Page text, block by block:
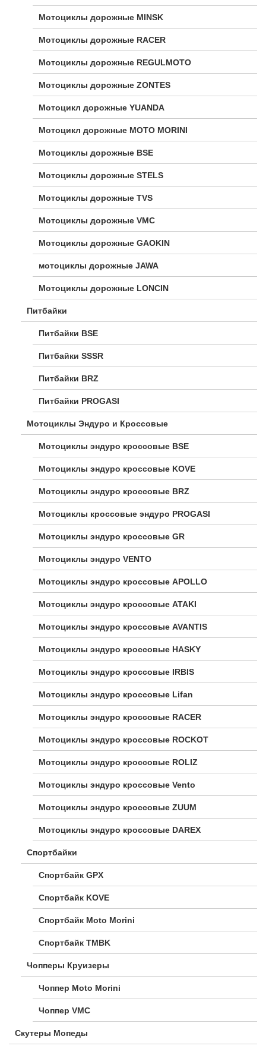
Мотоциклы дорожные MINSK
Мотоциклы дорожные RACER
Мотоциклы дорожные REGULMOTO
Мотоциклы дорожные ZONTES
Мотоцикл дорожные YUANDA
Мотоцикл дорожные МОТО MORINI
Мотоциклы дорожные BSE
Мотоциклы дорожные STELS
Мотоциклы дорожные TVS
Мотоциклы дорожные VMC
Мотоциклы дорожные GAOKIN
мотоциклы дорожные JAWA
Мотоциклы дорожные LONCIN
Питбайки
Питбайки BSE
Питбайки SSSR
Питбайки BRZ
Питбайки PROGASI
Мотоциклы Эндуро и Кроссовые
Мотоциклы эндуро кроссовые BSE
Мотоциклы эндуро кроссовые KOVE
Мотоциклы эндуро кроссовые BRZ
Мотоциклы кроссовые эндуро PROGASI
Мотоциклы эндуро кроссовые GR
Мотоциклы эндуро VENTO
Мотоциклы эндуро кроссовые APOLLO
Мотоциклы эндуро кроссовые ATAKI
Мотоциклы эндуро кроссовые AVANTIS
Мотоциклы эндуро кроссовые HASKY
Мотоциклы эндуро кроссовые IRBIS
Мотоциклы эндуро кроссовые Lifan
Мотоциклы эндуро кроссовые RACER
Мотоциклы эндуро кроссовые ROCKOT
Мотоциклы эндуро кроссовые ROLIZ
Мотоциклы эндуро кроссовые Vento
Мотоциклы эндуро кроссовые ZUUM
Мотоциклы эндуро кроссовые DAREX
Спортбайки
Спортбайк GPX
Спортбайк KOVE
Спортбайк Moto Morini
Спортбайк TMBK
Чопперы Круизеры
Чоппер Moto Morini
Чоппер VMC
Скутеры Мопеды